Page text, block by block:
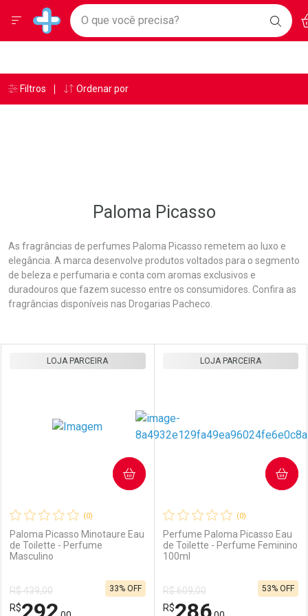
Drogarias Pacheco
Baixe nosso APP e aproveite Ofertas Exclusivas!
BAIXE
O
Ir direto para a home
pela página
Ir direto para o conteúdo
Ir direto para a busca
Ir direto para a ajuda
Ir direto para a notificações
Faça a sua busca
O que você precisa?
Menu
Breadcrumb
Drogarias Pacheco Paloma Picasso
Paloma Picasso
As fragrâncias de perfumes Paloma Picasso remetem ao luxo e
elegância. A marca desenvolve produtos voltados para o segmento
de beleza e perfumaria e conta com aromas exclusivos e
duradouros que fazem sucesso entre os consumidores. Confira as
fragrâncias disponíveis nas Drogarias Pacheco.
Prateleira
(0)
Paloma Picasso Minotaure Eau
de Toilette - Perfume
Masculino
LOJA PARCEIRA
R$ 439,00
R$
33% OFF
COMPRAR
(0)
Perfume Paloma Picasso Eau
de Toilette - Perfume Feminino
100ml
LOJA PARCEIRA
R$ 609,00
R$
53% OFF
COMPRAR
Âncoras
Filtros Ordenar por